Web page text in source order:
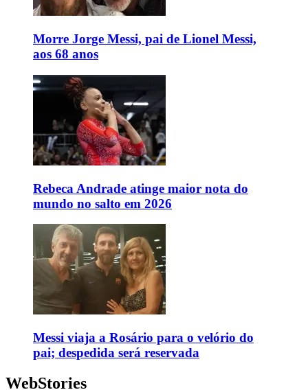
Morre Jorge Messi, pai de Lionel Messi,
aos 68 anos
Rebeca Andrade atinge maior nota do
mundo no salto em 2026
Messi viaja a Rosário para o velório do
pai; despedida será reservada
WebStories